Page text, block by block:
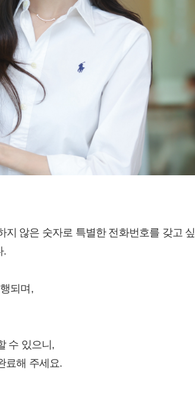
않은 숫자로 특별한 전화번호를 갖고 싶
.
되며,
수 있으니,
료해 주세요.